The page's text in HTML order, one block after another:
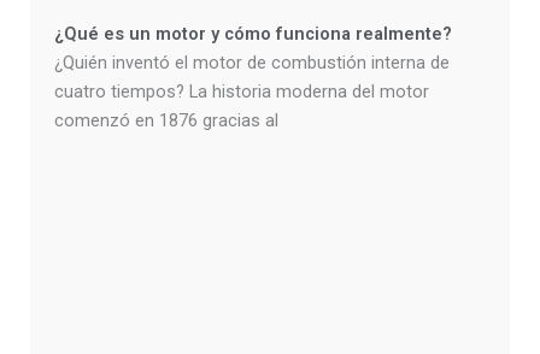
¿Qué es un motor y cómo funciona realmente?
¿Quién inventó el motor de combustión interna de
cuatro tiempos? La historia moderna del motor
comenzó en 1876 gracias al